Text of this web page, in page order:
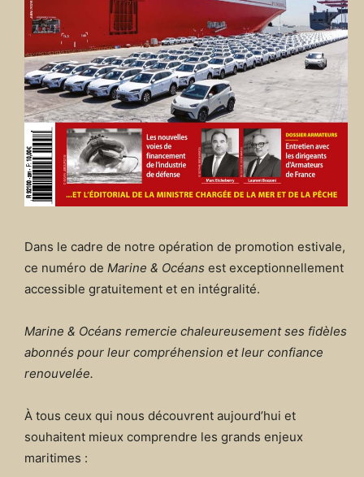
Dans le cadre de notre opération de promotion estivale,
ce numéro de Marine & Océans est exceptionnellement
accessible gratuitement et en intégralité.
Marine & Océans remercie chaleureusement ses fidèles
abonnés pour leur compréhension et leur confiance
renouvelée.
À tous ceux qui nous découvrent aujourd’hui et
souhaitent mieux comprendre les grands enjeux
maritimes :